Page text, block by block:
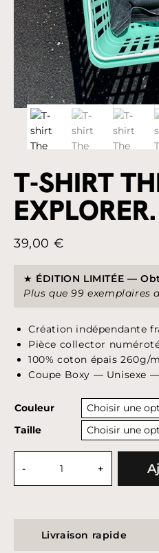
T-SHIRT
EXPLORER.
39,00 €
★ ÉDITION LIMITÉE —
Plus que 99 exemplaires
Création indépendante
Pièce collector
100% coton épais 260g/
Coupe Boxy — Unisexe
Couleur
Taille
T-
Explorer.Livraison rapide